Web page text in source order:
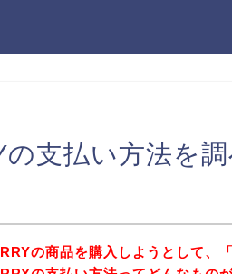
支払い方法を
の商品を購入しようとして、「